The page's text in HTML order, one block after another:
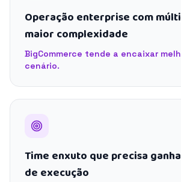
Operação enterprise com
maior complexidade
BigCommerce tende a encaixar
cenário.
Time enxuto que precisa
de execução